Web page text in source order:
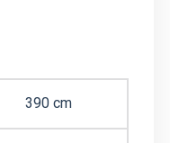
390 cm